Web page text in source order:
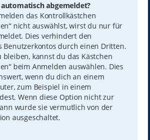
abgemeldet?
das Kontrollkästchen
nicht auswählst, wirst du nur für
Dies verhindert den
Benutzerkontos durch einen Dritten.
bleiben, kannst du das Kästchen
beim Anmelden auswählen. Dies
wenn du dich an einem
zum Beispiel in einem
Wenn diese Option nicht zur
wurde sie vermutlich von der
ausgeschaltet.